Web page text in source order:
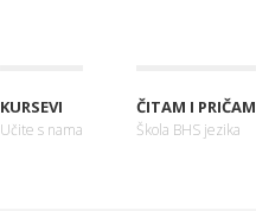
KURSEVI
Učite s nama
ČITAM I PRIČAM
Škola BHS jezika